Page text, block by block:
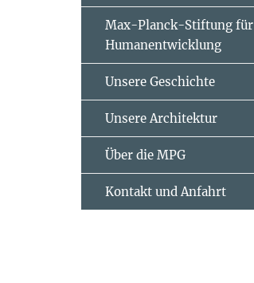
Max-Planck-Stiftung für
Humanentwicklung
Unsere Geschichte
Unsere Architektur
Über die MPG
Kontakt und Anfahrt